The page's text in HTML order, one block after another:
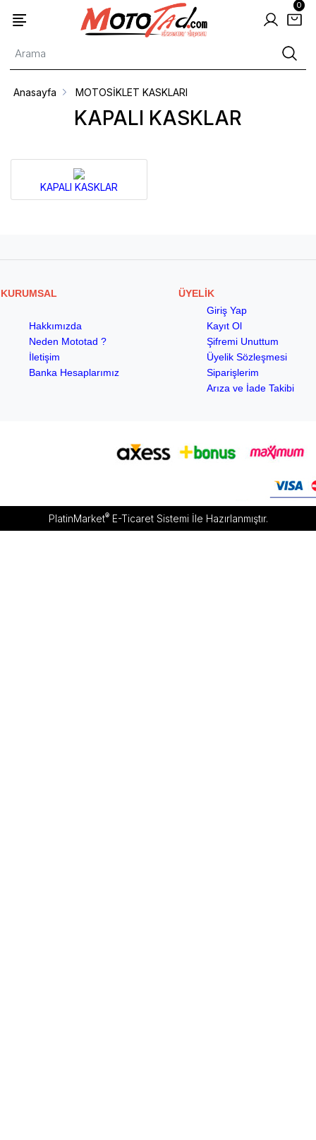
0
KAPALI KASKLAR
Anasayfa MOTOSİKLET KASKLARI
KAPALI KASKLAR
KURUMSAL ÜYELİK
Hakkımızda
Neden Mototad ?
İletişim
Banka Hesaplarımız
Giriş Yap
Kayıt Ol
Şifremi Unuttum
Üyelik Sözleşmesi
Siparişlerim
Arıza ve İade Takibi
PlatinMarket®E-Ticaret Sistemiİle Hazırlanmıştır.